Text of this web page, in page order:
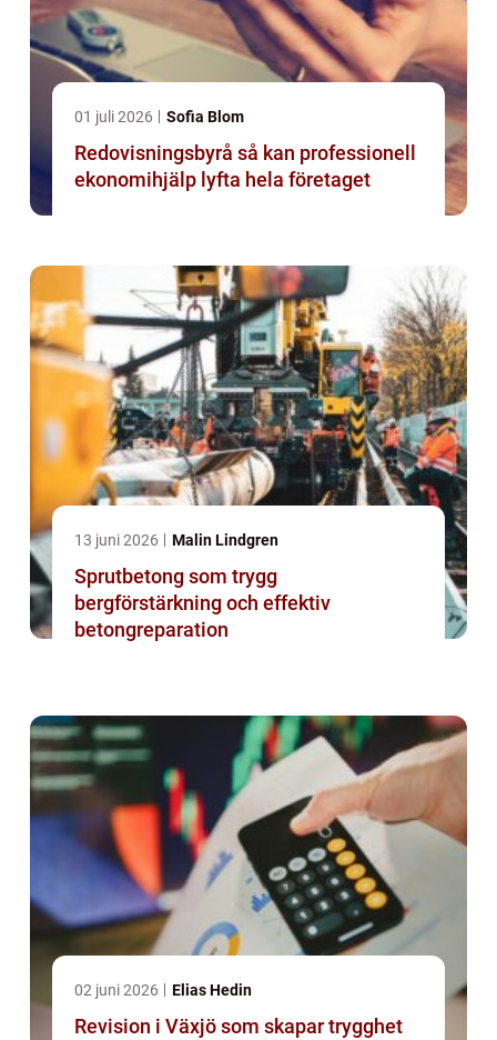
01 juli 2026 Sofia Blom
Redovisningsbyrå så kan professionell
ekonomihjälp lyfta hela företaget
13 juni 2026 Malin Lindgren
Sprutbetong som trygg
bergförstärkning och effektiv
betongreparation
02 juni 2026 Elias Hedin
Revision i Växjö som skapar trygghet